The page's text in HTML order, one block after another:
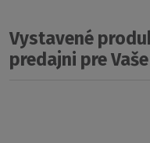
Vystavené
predajni pre